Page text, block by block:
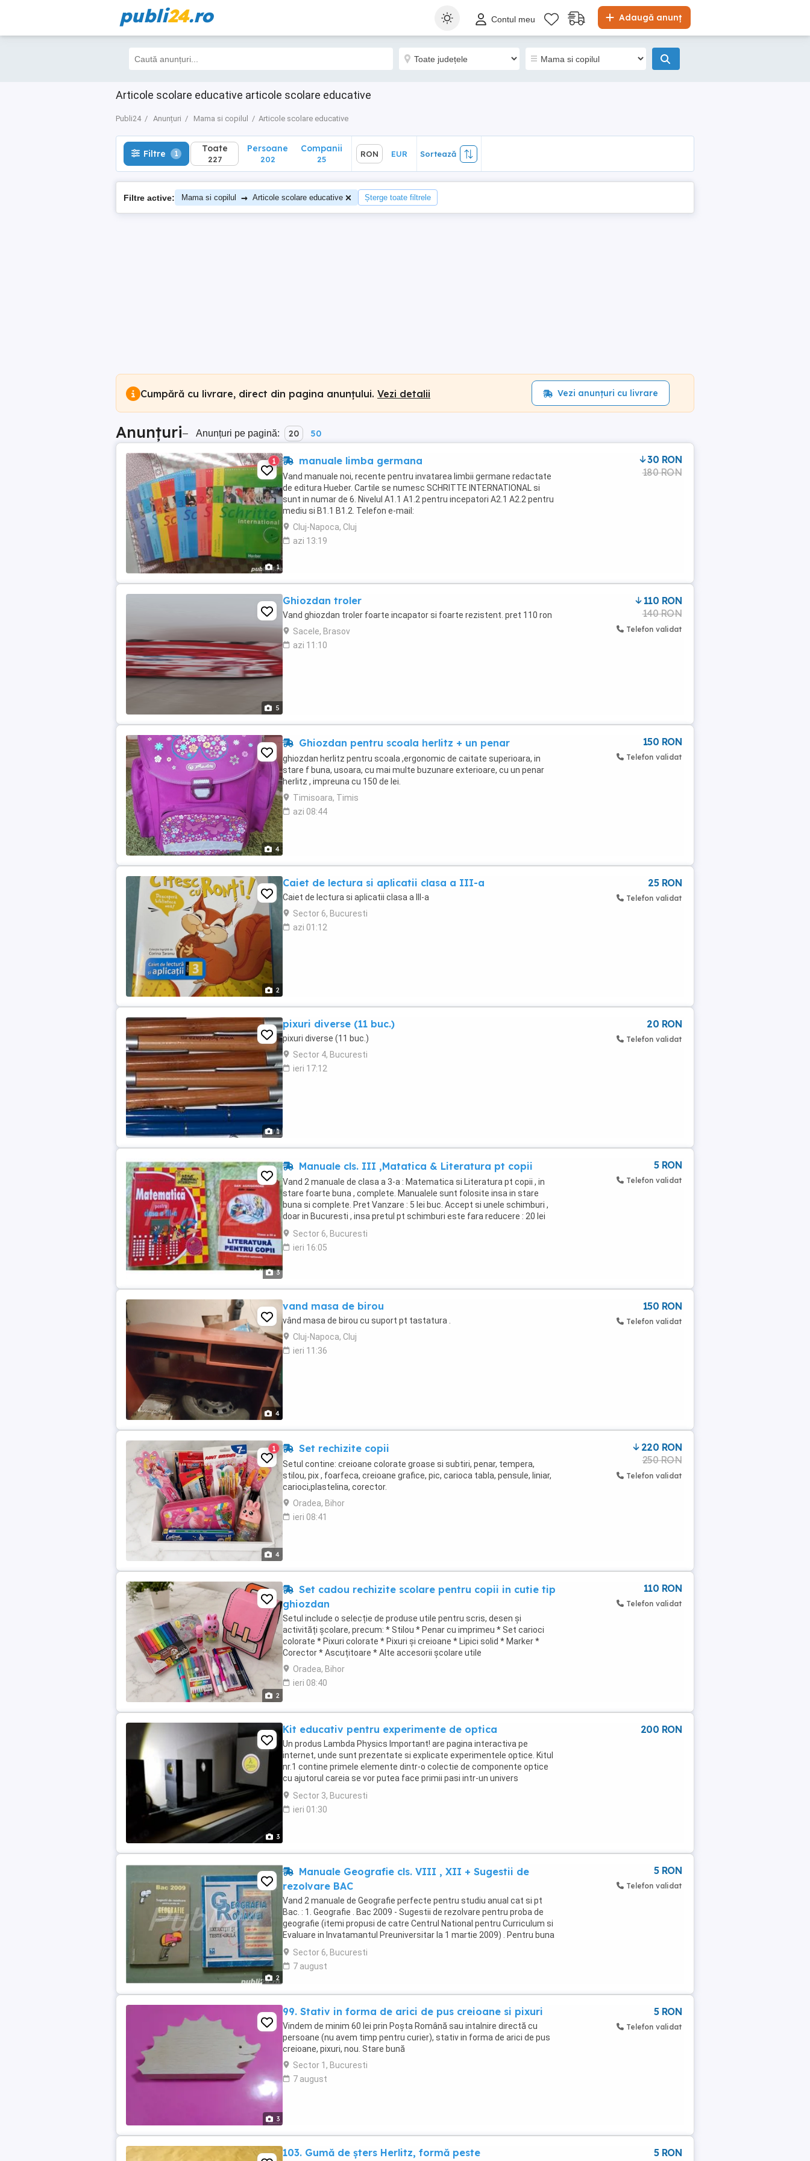
publi24.ro Adaugă anunț
Contul meu
Articole scolare educative articole scolare educative
Publi24 Anunțuri Mama si copilul Articole scolare educative
Filtre 1 Toate
227
Sortează
Filtre 1 Toate
227
Persoane
202
Companii
25
RON EUR Sortează
Filtre active: Mama si copilul → Articole scolare educative Șterge toate filtrele
Cumpără cu livrare, direct din pagina anunțului. Vezi detalii Vezi anunțuri cu livrare
Anunțuri– Anunțuri pe pagină: 20 50
1
1 manuale limba germana
Vand manuale noi, recente pentru invatarea limbii germane redactate
de editura Hueber. Cartile se numesc SCHRITTE INTERNATIONAL si
sunt in numar de 6. Nivelul A1.1 A1.2 pentru incepatori A2.1 A2.2 pentru
mediu si B1.1 B1.2. Telefon e-mail:
Cluj-Napoca, Cluj
azi 13:19
30 RON
180 RON
5
Ghiozdan troler
Vand ghiozdan troler foarte incapator si foarte rezistent. pret 110 ron
Sacele, Brasov
azi 11:10
110 RON
140 RON
Telefon validat
4
Ghiozdan pentru scoala herlitz + un penar
ghiozdan herlitz pentru scoala ,ergonomic de caitate superioara, in
stare f buna, usoara, cu mai multe buzunare exterioare, cu un penar
herlitz , impreuna cu 150 de lei.
Timisoara, Timis
azi 08:44
150 RON
Telefon validat
2
Caiet de lectura si aplicatii clasa a III-a
Caiet de lectura si aplicatii clasa a III-a
Sector 6, Bucuresti
azi 01:12
25 RON
Telefon validat
1
pixuri diverse (11 buc.)
pixuri diverse (11 buc.)
Sector 4, Bucuresti
ieri 17:12
20 RON
Telefon validat
3
Manuale cls. III ,Matatica & Literatura pt copii
Vand 2 manuale de clasa a 3-a : Matematica si Literatura pt copii , in
stare foarte buna , complete. Manualele sunt folosite insa in stare
buna si complete. Pret Vanzare : 5 lei buc. Accept si unele schimburi ,
doar in Bucuresti , insa pretul pt schimburi este fara reducere : 20 lei
bucata. Trimit ...
Sector 6, Bucuresti
ieri 16:05
5 RON
Telefon validat
4
vand masa de birou
vând masa de birou cu suport pt tastatura .
Cluj-Napoca, Cluj
ieri 11:36
150 RON
Telefon validat
4
1 Set rechizite copii
Setul contine: creioane colorate groase si subtiri, penar, tempera,
stilou, pix , foarfeca, creioane grafice, pic, carioca tabla, pensule, liniar,
carioci,plastelina, corector.
Oradea, Bihor
ieri 08:41
220 RON
250 RON
Telefon validat
2
Set cadou rechizite scolare pentru copii in cutie tip
ghiozdan
Setul include o selecție de produse utile pentru scris, desen și
activități școlare, precum: * Stilou * Penar cu imprimeu * Set carioci
colorate * Pixuri colorate * Pixuri și creioane * Lipici solid * Marker *
Corector * Ascuțitoare * Alte accesorii școlare utile
Oradea, Bihor
ieri 08:40
110 RON
Telefon validat
3
Kit educativ pentru experimente de optica
Un produs Lambda Physics Important! are pagina interactiva pe
internet, unde sunt prezentate si explicate experimentele optice. Kitul
nr.1 contine primele elemente dintr-o colectie de componente optice
cu ajutorul careia se vor putea face primii pasi intr-un univers
fascinant. Cu ajutorul acestor ...
Sector 3, Bucuresti
ieri 01:30
200 RON
2
Manuale Geografie cls. VIII , XII + Sugestii de
rezolvare BAC
Vand 2 manuale de Geografie perfecte pentru studiu anual cat si pt
Bac. : 1. Geografie . Bac 2009 - Sugestii de rezolvare pentru proba de
geografie (itemi propusi de catre Centrul National pentru Curriculum si
Evaluare in Invatamantul Preuniversitar la 1 martie 2009) . Pentru buna
organizare a pregătirii ...
Sector 6, Bucuresti
7 august
5 RON
Telefon validat
3
99. Stativ in forma de arici de pus creioane si pixuri
Vindem de minim 60 lei prin Poșta Română sau intalnire directă cu
persoane (nu avem timp pentru curier), stativ in forma de arici de pus
creioane, pixuri, nou. Stare bună
Sector 1, Bucuresti
7 august
5 RON
Telefon validat
103. Gumă de șters Herlitz, formă peste 5 RON